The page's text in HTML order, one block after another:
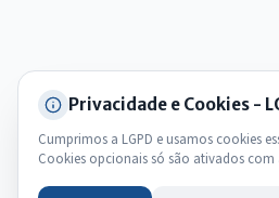
Privacidade e Cookies -
Cumprimos a LGPD e usamos cookies
Cookies opcionais só são ativados